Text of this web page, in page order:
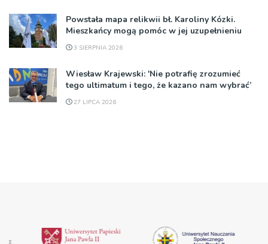
Powstała mapa relikwii bł. Karoliny Kózki.
Mieszkańcy mogą pomóc w jej uzupełnieniu
3 SIERPNIA 2026
Wiesław Krajewski: 'Nie potrafię zrozumieć
tego ultimatum i tego, że kazano nam wybrać’
27 LIPCA 2026